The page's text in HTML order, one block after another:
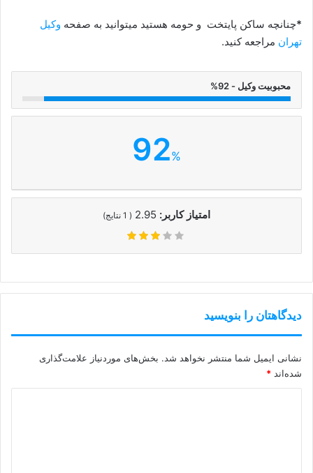
*چنانچه ساکن پایتخت و حومه هستید میتوانید به صفحه وکیل
تهران مراجعه کنید.
محبوبیت وکیل - 92%
92%
امتیاز کاربر: 2.95
(
1 نتایج)
دیدگاهتان را بنویسید
نشانی ایمیل شما منتشر نخواهد شد. بخش‌های موردنیاز علامت‌گذاری
شده‌اند *